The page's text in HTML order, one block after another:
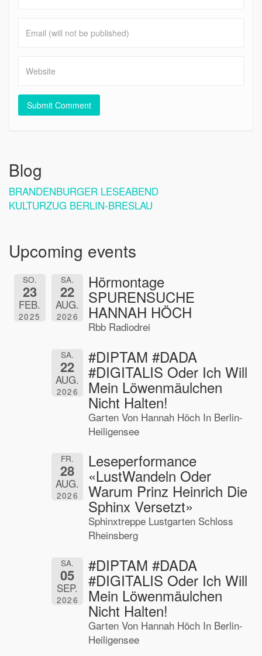
Blog
BRANDENBURGER LESEABEND
KULTURZUG BERLIN-BRESLAU
Upcoming events
SO.
23
FEB.
2025
SA.
22
AUG.
2026
Hörmontage
SPURENSUCHE
HANNAH HÖCH
Rbb Radiodrei
SA.
22
AUG.
2026
#DIPTAM #DADA
#DIGITALIS Oder Ich Will
Mein Löwenmäulchen
Nicht Halten!
Garten Von Hannah Höch In Berlin-
Heiligensee
FR.
28
AUG.
2026
Leseperformance
«LustWandeln Oder
Warum Prinz Heinrich Die
Sphinx Versetzt»
Sphinxtreppe Lustgarten Schloss
Rheinsberg
SA.
05
SEP.
2026
#DIPTAM #DADA
#DIGITALIS Oder Ich Will
Mein Löwenmäulchen
Nicht Halten!
Garten Von Hannah Höch In Berlin-
Heiligensee